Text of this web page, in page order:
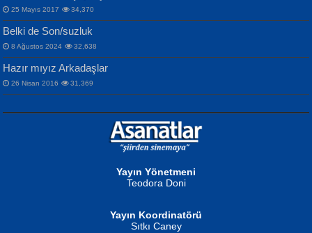
MAHMUT GÜRBÜZ
İbrahim Olmak ve Bitirebilmek...
NURAN KÖSE BAYDAR
Songül Özel
Mahzen...
Ben Deniz Değilim ki...
Bir Cezaevinde, Tecritteki Adamın
Mektupları...
25 Mayıs 2017 34,370
Belki de Son/suzluk
8 Ağustos 2024 32,638
Hazır mıyız Arkadaşlar
26 Nisan 2016 31,369
Yayın Yönetmeni
Teodora Doni
Yayın Koordinatörü
Sıtkı Caney